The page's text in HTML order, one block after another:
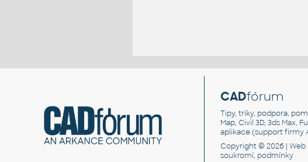
CADfórum
Tipy, triky, podpora,
Map, Civil 3D, 3ds Max,
aplikace (support firmy
Copyright © 2026 |Web
soukromí, podmínky